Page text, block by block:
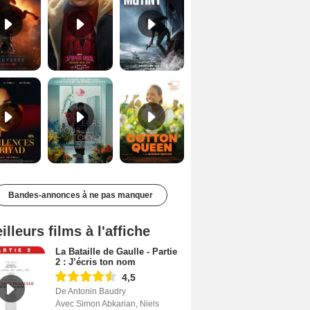
Les Silences de Riyad Bande-annonce VO STFR Cotton Queen Bande-annonce VO STFR
Bandes-annonces à ne pas manquer
films à l'affiche
La Bataille de Gaulle - Partie
2 : J’écris ton nom
4,5
De Antonin Baudry
Avec Simon Abkarian, Niels